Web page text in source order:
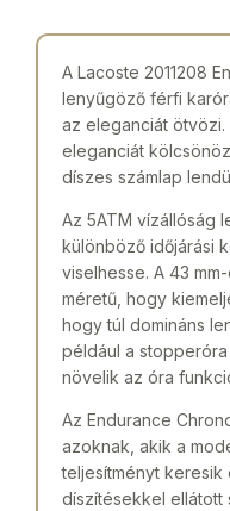
A Lacoste 2011208
lenyűgöző férfi
az eleganciát ötvözi.
eleganciát
díszes számlap
Az 5ATM vízállóság
különböző időjárási
viselhesse. A 43
méretű, hogy
hogy túl domináns
például a
növelik az óra
Az Endurance
azoknak, akik a
teljesítményt keresik
díszítésekkel ellátott